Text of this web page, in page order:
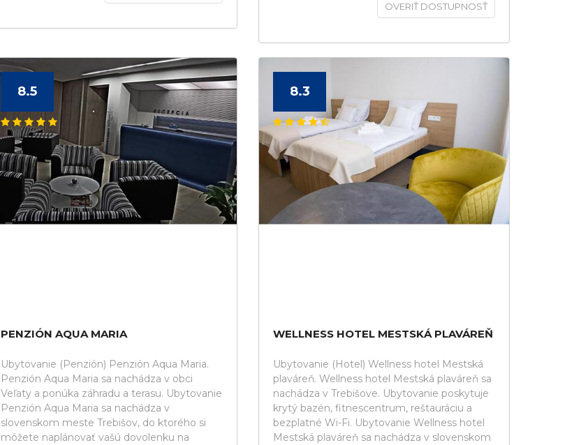
OVERIŤ DOSTUPNOSŤ
8.5
PENZIÓN AQUA MARIA
Ubytovanie (Penzión) Penzión Aqua Maria.
Penzión Aqua Maria sa nachádza v obci
Veľaty a ponúka záhradu a terasu. Ubytovanie
Penzión Aqua Maria sa nachádza v
slovenskom meste Trebišov, do ktorého si
môžete naplánovať vašú dovolenku na
8.3
WELLNESS HOTEL MESTSKÁ PLAVÁREŇ
Ubytovanie (Hotel) Wellness hotel Mestská
plaváreň. Wellness hotel Mestská plaváreň sa
nachádza v Trebišove. Ubytovanie poskytuje
krytý bazén, fitnescentrum, reštauráciu a
bezplatné Wi-Fi. Ubytovanie Wellness hotel
Mestská plaváreň sa nachádza v slovenskom